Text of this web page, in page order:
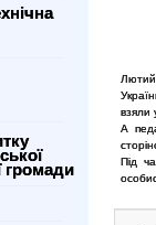
громади
Лютий
взяли
А
Під